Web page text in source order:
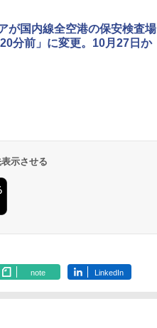
が国内線全空港の保安検査場
分前」に変更。10月27日か
示させる
note LinkedIn